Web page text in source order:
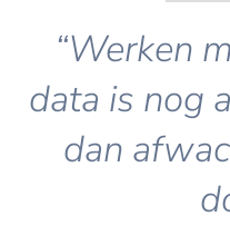
“Werken
data is nog
dan